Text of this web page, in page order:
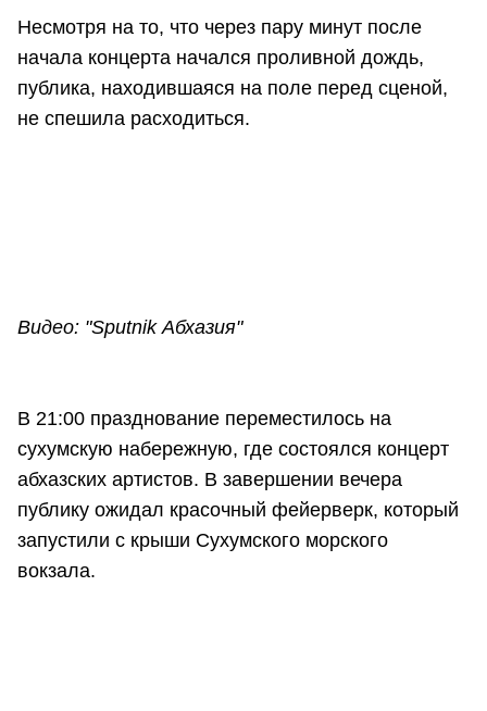
Несмотря на то, что через пару минут после
начала концерта начался проливной дождь,
публика, находившаяся на поле перед сценой,
не спешила расходиться.
Видео: "Sputnik Абхазия"
В 21:00 празднование переместилось на
сухумскую набережную, где состоялся концерт
абхазских артистов. В завершении вечера
публику ожидал красочный фейерверк, который
запустили с крыши Сухумского морского
вокзала.